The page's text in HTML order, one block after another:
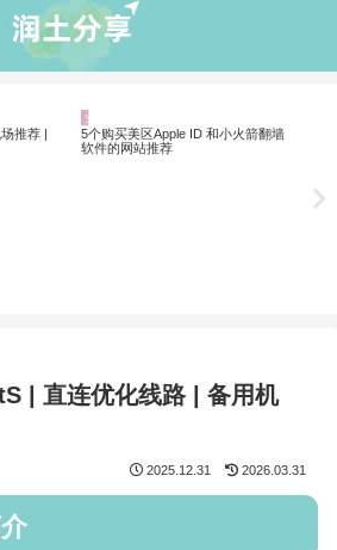
业界资讯
| 直连优化线路 | 备用机
2025.12.31 2026.03.31